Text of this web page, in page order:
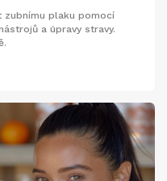
zubnímu plaku pomocí
a úpravy stravy.